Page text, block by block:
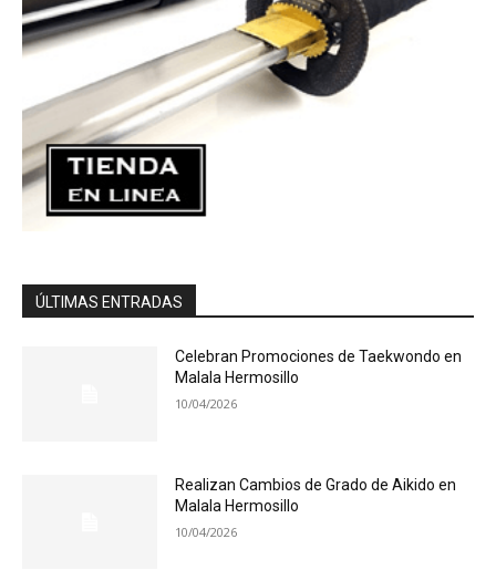
ÚLTIMAS ENTRADAS
Celebran Promociones de Taekwondo en
Malala Hermosillo
10/04/2026
Realizan Cambios de Grado de Aikido en
Malala Hermosillo
10/04/2026